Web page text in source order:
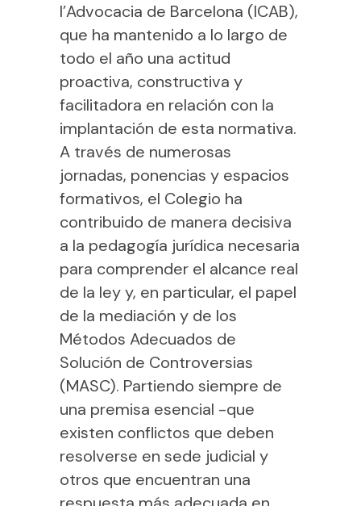
l’Advocacia de Barcelona (ICAB),
que ha mantenido a lo largo de
todo el año una actitud
proactiva, constructiva y
facilitadora en relación con la
implantación de esta normativa.
A través de numerosas
jornadas, ponencias y espacios
formativos, el Colegio ha
contribuido de manera decisiva
a la pedagogía jurídica necesaria
para comprender el alcance real
de la ley y, en particular, el papel
de la mediación y de los
Métodos Adecuados de
Solución de Controversias
(MASC). Partiendo siempre de
una premisa esencial -que
existen conflictos que deben
resolverse en sede judicial y
otros que encuentran una